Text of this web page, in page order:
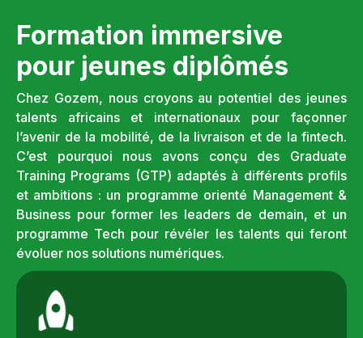
Formation immersive
pour jeunes diplômés
Chez Gozem, nous croyons au potentiel des jeunes
talents africains et internationaux pour façonner
l’avenir de la mobilité, de la livraison et de la fintech.
C’est pourquoi nous avons conçu des Graduate
Training Programs (GTP) adaptés à différents profils
et ambitions : un programme orienté Management &
Business pour former les leaders de demain, et un
programme Tech pour révéler les talents qui feront
évoluer nos solutions numériques.